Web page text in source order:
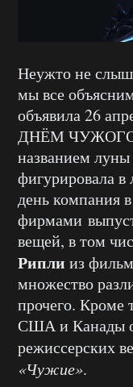
Неужто не
мы все
объявила 26
ДНЁМ ЧУЖОГО,
названием луны
фигурировала
день компания
фирмами
вещей, в том
Рипли из
множество
прочего. Кроме
США и Канады
режиссерских
«Чужие».